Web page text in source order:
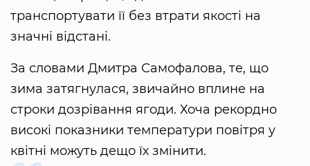
транспортувати її без втрати якості на
значні відстані.
За словами Дмитра Самофалова, те, що
зима затягнулася, звичайно вплине на
строки дозрівання ягоди. Хоча рекордно
високі показники температури повітря у
квітні можуть дещо їх змінити.